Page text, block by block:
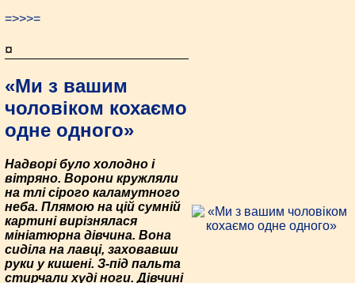
=>>>=
¤
«Ми з вашим
чоловіком кохаємо
одне одного»
Надворі було холодно і
вітряно. Ворони кружляли
на тлі сірого каламутного
неба. Плямою на цій сумній
картині вирізнялася
мініатюрна дівчина. Вона
сиділа на лавці, заховавши
руки у кишені. З-під пальта
стирчали худі ноги. Дівчині